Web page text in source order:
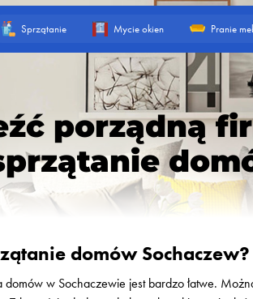
Sprzątanie Mycie okien Pranie
porządną
domów Sochaczew?
domów w Sochaczewie jest bardzo łatwe.